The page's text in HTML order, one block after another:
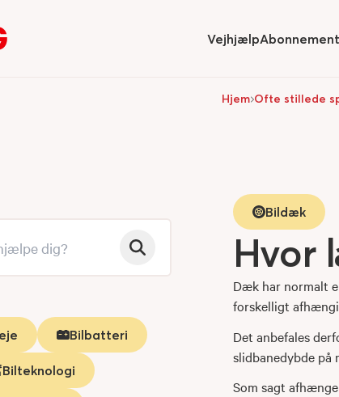
Hidesubmenu for
VejhjælpAbonnement
Hjem Ofte stillede
Bildæk
Hvor
Dæk har normalt
forskelligt
Det anbefales
slidbanedybde på
Som sagt
Bilbatteri
Bilteknologi